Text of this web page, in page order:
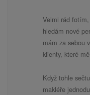
Velmi rád
hledám nové
mám za sebou
klienty, které
Když tohle
makléře